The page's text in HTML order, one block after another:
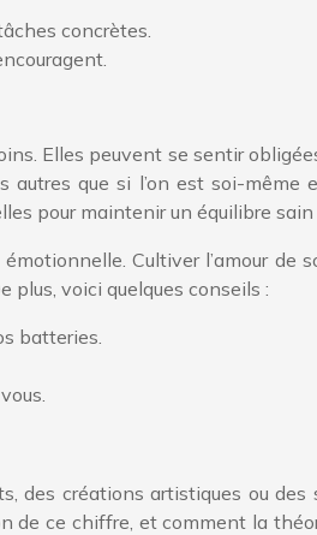
concrètes.
Elles peuvent se sentir
autres que si l’on est soi-
pour maintenir un équilibre
Cultiver l’amour de
voici quelques conseils :
batteries.
des créations artistiques ou des
de ce chiffre, et comment la